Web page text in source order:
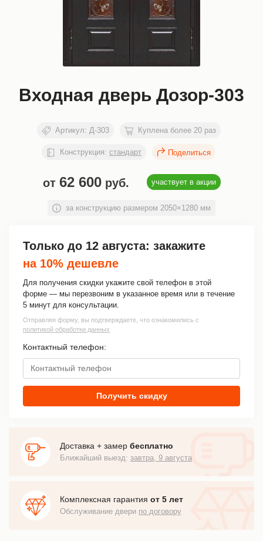
Входная дверь Дозор-303
Артикул: Д-303 Куплена более 20 раз
Конструкция: стандарт
от 62 600руб. участвует в акции
за конструкцию размером 2050×1280 мм
Только до 12 августа: закажите
на 10% дешевле
Для получения скидки укажите свой телефон в этой
форме — мы перезвоним в указанное время или в течение
5 минут для консультации.
Отправляя форму, вы подтверждаете, что ознакомились с
политикой обработки данных
Контактный телефон:
Получить скидку
Доставка + замер бесплатно
Ближайший выезд: завтра, 9 августа
Комплексная гарантия от 5 лет
Обслуживание двери по договору